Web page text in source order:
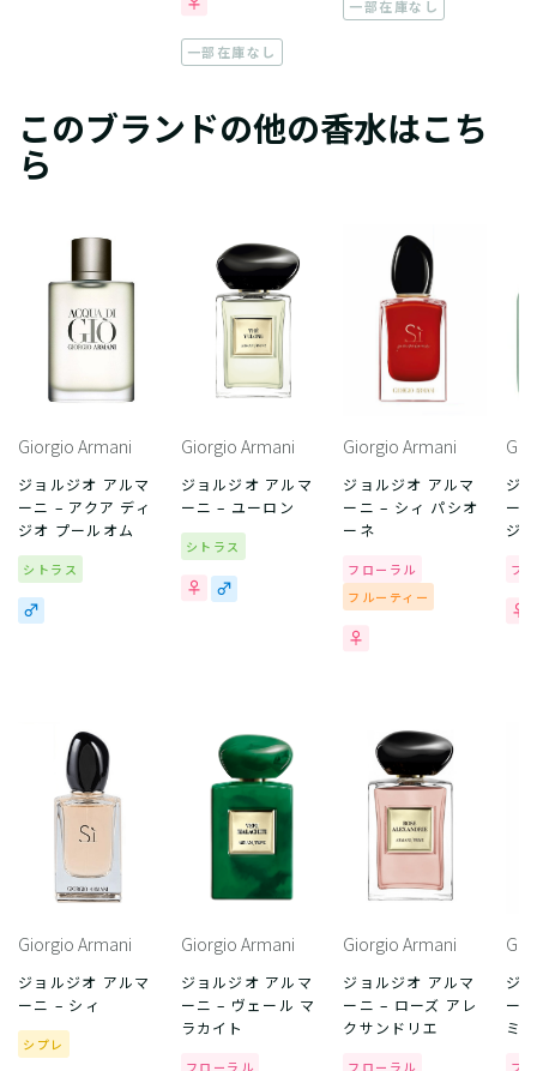
一部在庫なし
一部在庫なし
このブランドの他の香水はこち
ら
Giorgio Armani
ジョルジオ アルマ
ーニ – アクア ディ
ジオ プールオム
シトラス
Giorgio Armani
ジョルジオ アルマ
ーニ – ユーロン
シトラス
Giorgio Armani
ジョルジオ アルマ
ーニ – シィ パシオ
ーネ
フローラル
フルーティー
ジ
ー
ジオ
フ
Giorgio Armani
ジョルジオ アルマ
ーニ – シィ
シプレ
Giorgio Armani
ジョルジオ アルマ
ーニ – ヴェール マ
ラカイト
フローラル
Giorgio Armani
ジョルジオ アルマ
ーニ – ローズ アレ
クサンドリエ
フローラル
ジ
ー
ミヤ
フ